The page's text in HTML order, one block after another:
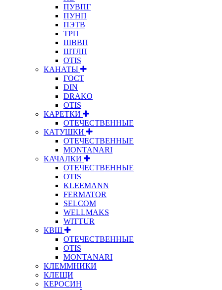
ПУВПГ
ПУНП
ПЭТВ
ТРП
ШВВП
ШТЛП
OTIS
КАНАТЫ
ГОСТ
DIN
DRAKO
OTIS
КАРЕТКИ
ОТЕЧЕСТВЕННЫЕ
КАТУШКИ
ОТЕЧЕСТВЕННЫЕ
MONTANARI
КАЧАЛКИ
ОТЕЧЕСТВЕННЫЕ
OTIS
KLEEMANN
FERMATOR
SELCOM
WELLMAKS
WITTUR
КВШ
ОТЕЧЕСТВЕННЫЕ
OTIS
MONTANARI
КЛЕММНИКИ
КЛЕЩИ
КЕРОСИН